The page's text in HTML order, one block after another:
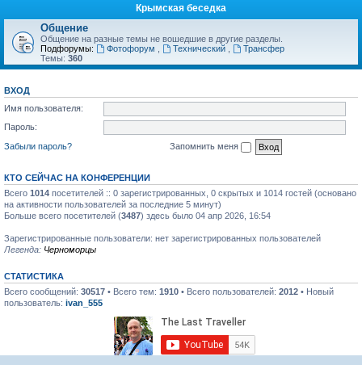
Крымская беседка
Общение
Общение на разные темы не вошедшие в другие разделы.
Подфорумы:
Фотофорум Технический
Трансфер
Темы: 360
ВХОД
Имя пользователя:
Пароль:
Забыли пароль?
Запомнить меня
КТО СЕЙЧАС НА КОНФЕРЕНЦИИ
Всего 1014 посетителей :: 0 зарегистрированных, 0 скрытых и 1014 гостей (основано
на активности пользователей за последние 5 минут)
Больше всего посетителей (3487) здесь было 04 апр 2026, 16:54
Зарегистрированные пользователи: нет зарегистрированных пользователей
Легенда: Черноморцы
СТАТИСТИКА
Всего сообщений: 30517 • Всего тем: 1910 • Всего пользователей: 2012 • Новый
пользователь: ivan_555